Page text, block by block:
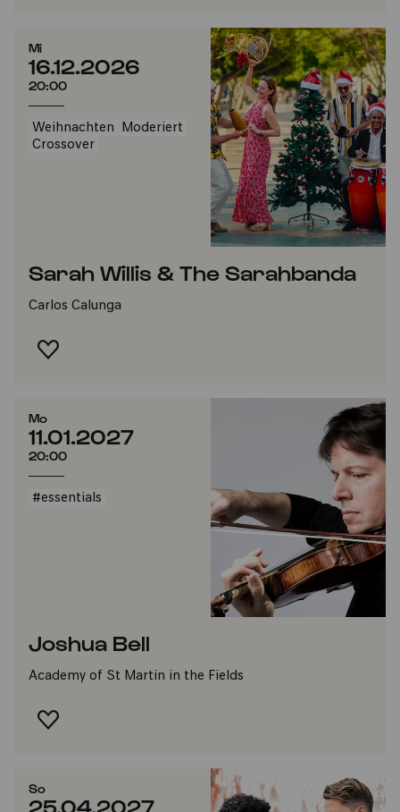
Mi
16.12.2026
20:00
Weihnachten
Moderiert
Crossover
Sarah Willis & The Sarahbanda
Carlos Calunga
FAVORIT HINZUFÜGEN
Mo
11.01.2027
20:00
#essentials
Joshua Bell
Academy of St Martin in the Fields
FAVORIT HINZUFÜGEN
So
25.04.2027